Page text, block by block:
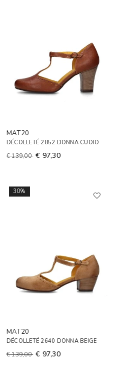
MAT20
DÉCOLLETÉ 2852 DONNA CUOIO
€ 139,00 € 97,30
30%
MAT20
DÉCOLLETÉ 2640 DONNA BEIGE
€ 139,00 € 97,30